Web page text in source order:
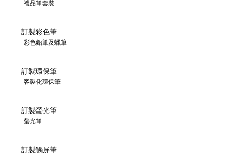
禮品筆套裝
訂製彩色筆
彩色鉛筆及蠟筆
訂製環保筆
客製化環保筆
訂製螢光筆
螢光筆
訂製觸屏筆